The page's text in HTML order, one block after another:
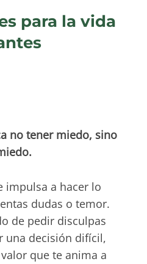
para la vida
no tener miedo, sino
impulsa a hacer lo
dudas o temor.
de pedir disculpas
una decisión difícil,
que te anima a